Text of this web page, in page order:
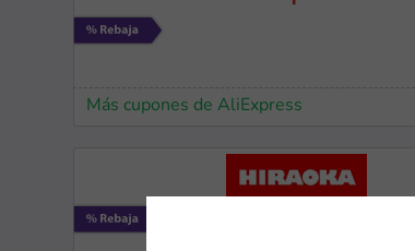
Más cupones de AliExpress